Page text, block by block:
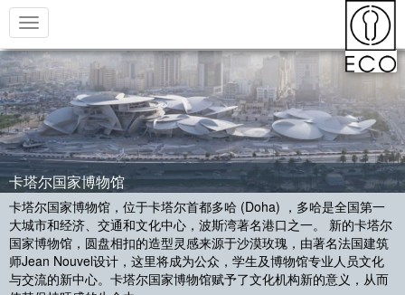
Toggle
navigation
卡塔尔国家博物馆
卡塔尔国家博物馆，位于卡塔尔首都多哈 (Doha) ，多哈是全国第一
大城市和经济、交通和文化中心，波斯湾著名港口之一。 新的卡塔尔
国家博物馆，圆盘相扣的造型灵感来源于沙漠玫瑰，由著名法国建筑
师Jean Nouvel设计，这里将成为公众，学生及博物馆专业人员文化
与交流的新中心。卡塔尔国家博物馆赋予了文化机构新的意义，从而